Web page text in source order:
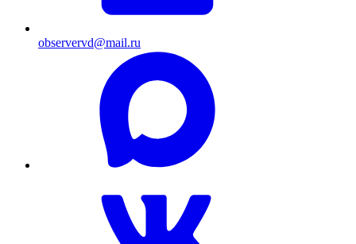
observervd@mail.ru